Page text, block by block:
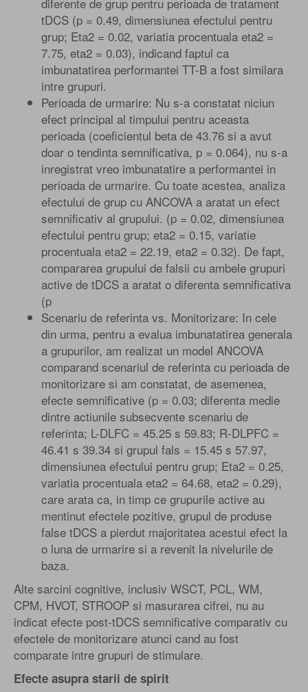
tDCS (p = 0.49, dimensiunea efectului pentru
grup; Eta2 = 0.02, variatia procentuala eta2 =
7.75, eta2 = 0.03), indicand faptul ca
imbunatatirea performantei TT-B a fost similara
intre grupuri.
Perioada de urmarire: Nu s-a constatat niciun
efect principal al timpului pentru aceasta
perioada (coeficientul beta de 43.76 si a avut
doar o tendinta semnificativa, p = 0.064), nu s-a
inregistrat vreo imbunatatire a performantei in
perioada de urmarire. Cu toate acestea, analiza
efectului de grup cu ANCOVA a aratat un efect
semnificativ al grupului. (p = 0.02, dimensiunea
efectului pentru grup; eta2 = 0.15, variatie
procentuala eta2 = 22.19, eta2 = 0.32). De fapt,
compararea grupului de falsii cu ambele grupuri
active de tDCS a aratat o diferenta semnificativa
(p
Scenariu de referinta vs. Monitorizare: In cele
din urma, pentru a evalua imbunatatirea generala
a grupurilor, am realizat un model ANCOVA
comparand scenariul de referinta cu perioada de
monitorizare si am constatat, de asemenea,
efecte semnificative (p = 0.03; diferenta medie
dintre actiunile subsecvente scenariu de
referinta; L-DLFC = 45.25 s 59.83; R-DLPFC =
46.41 s 39.34 si grupul fals = 15.45 s 57.97,
dimensiunea efectului pentru grup; Eta2 = 0.25,
variatia procentuala eta2 = 64.68, eta2 = 0.29),
care arata ca, in timp ce grupurile active au
mentinut efectele pozitive, grupul de produse
false tDCS a pierdut majoritatea acestui efect la
o luna de urmarire si a revenit la nivelurile de
baza.
Alte sarcini cognitive, inclusiv WSCT, PCL, WM,
CPM, HVOT, STROOP si masurarea cifrei, nu au
indicat efecte post-tDCS semnificative comparativ cu
efectele de monitorizare atunci cand au fost
comparate intre grupuri de stimulare.
Efecte asupra starii de spirit